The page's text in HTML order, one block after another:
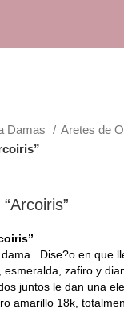
Damas
Aretes de
Dise?o en que
esmeralda, zafiro y
juntos le dan una
amarillo 18k,